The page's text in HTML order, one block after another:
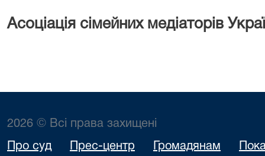
Асоціація сімейних медіаторів
2026 © Всі права захищені
Про суд Прес-центр Громадянам